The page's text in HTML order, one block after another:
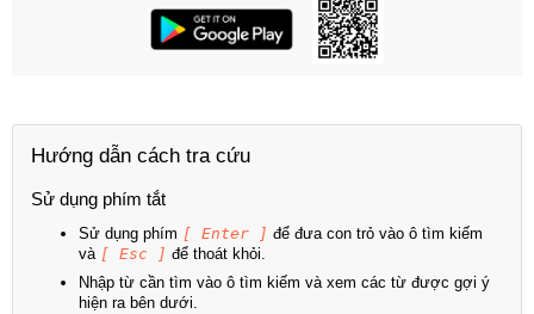
Hướng dẫn cách tra cứu
Sử dụng phím tắt
Sử dụng phím [ Enter ] để đưa con trỏ vào ô tìm kiếm
và [ Esc ] để thoát khỏi.
Nhập từ cần tìm vào ô tìm kiếm và xem các từ được gợi ý
hiện ra bên dưới.